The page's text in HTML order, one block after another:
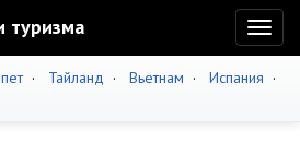
туризма
· Тайланд · Вьетнам · Испания ·